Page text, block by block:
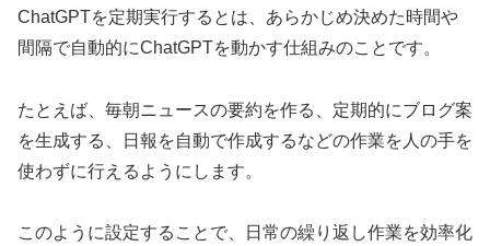
ChatGPTを定期実行するとは、あらかじめ決めた時間や
間隔で自動的にChatGPTを動かす仕組みのことです。
たとえば、毎朝ニュースの要約を作る、定期的にブログ案
を生成する、日報を自動で作成するなどの作業を人の手を
使わずに行えるようにします。
このように設定することで、日常の繰り返し作業を効率化